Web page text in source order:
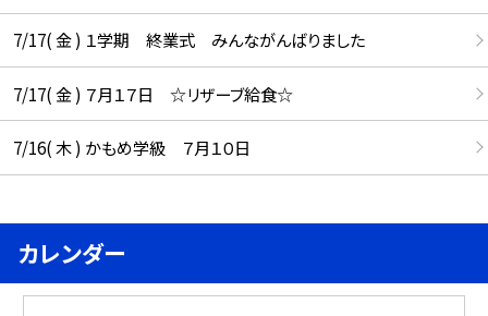
7/17( 金 ) １学期 終業式 みんながんばりました
7/17( 金 ) ７月１７日 ☆リザーブ給食☆
7/16( 木 ) かもめ学級 ７月１０日
カレンダー